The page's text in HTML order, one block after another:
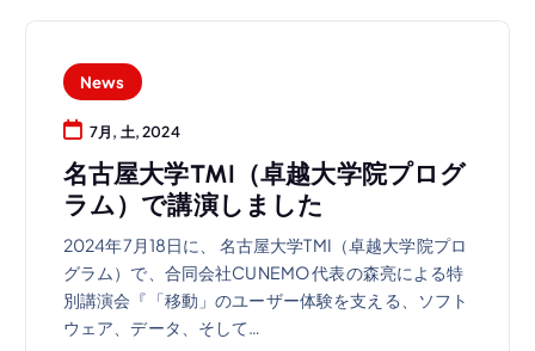
News
7月, 土, 2024
名古屋大学TMI（卓越大学院プログ
ラム）で講演しました
2024年7月18日に、 名古屋大学TMI（卓越大学院プロ
グラム）で、合同会社CUNEMO 代表の森亮による特
別講演会『「移動」のユーザー体験を支える、ソフト
ウェア、データ、そして…